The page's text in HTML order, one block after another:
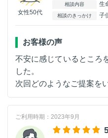
女性50代
相談内容
相談のきっかけ 子
お客様の声
不安に感じているところ
した。
次回どのようなご提案を
ご利用時期：2023年9月